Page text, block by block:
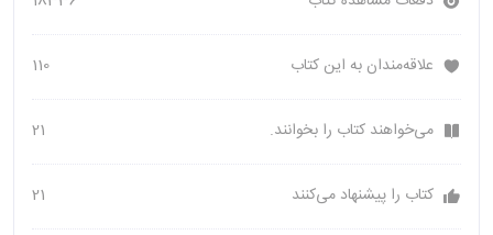
علاقه‌مندان به این کتاب 110
می‌خواهند کتاب را بخوانند. 21
کتاب را پیشنهاد می‌کنند 21